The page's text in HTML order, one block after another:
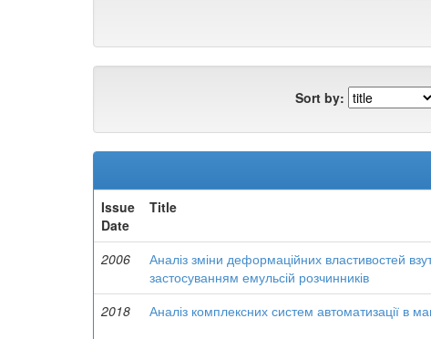
Sort by:
Issue
Date
Title
2006
Аналіз зміни деформаційних властивостей
застосуванням емульсій розчинників
2018 Аналіз комплексних систем автоматизації в